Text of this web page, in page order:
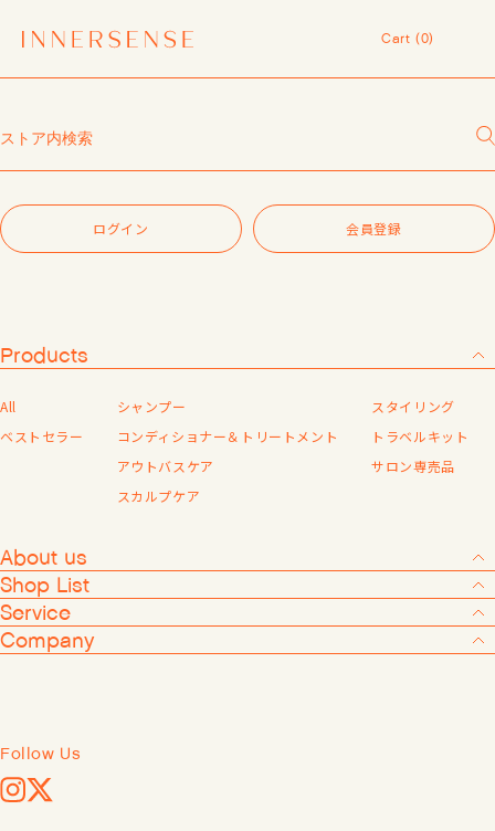
１点以上ご購入で、シャンプーコンディショナーサンプル（２種）プレ
7,700円（税込）以上ご購入で、「ピュアクラリファイングマスク
レビュー1投稿につき30ポイントプレゼント中！
令和8年熊本地震 被災地支援について
１点以上ご購入で、シャンプーコンディショナーサンプル（２種）プレ
ゼント中！
Cart (0)
ログイン 会員登録
Products
All
ベストセラー
シャンプー
コンディショナー＆トリートメント
アウトバスケア
スカルプケア
スタイリング
トラベルキット
サロン専売品
About us
Shop List
Service
Company
Follow Us
Instagram
X
ログイン
新規会員登録
会員登録がお済みでない方は「会員登録する」をタップしていただき、
※会員システムへ遷移します。
Shop List
Service
Company